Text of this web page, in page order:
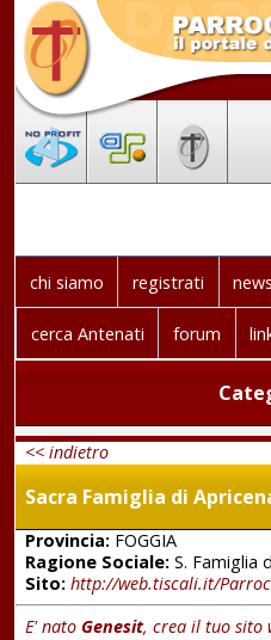
chi siamo registrati news
cerca Antenati forum
<< indietro
Sacra Famiglia di
Provincia:FOGGIA
Ragione Sociale:S. Famiglia
Sito: http://web.tiscali.it/
E' nato Genesit, crea il tuo sito